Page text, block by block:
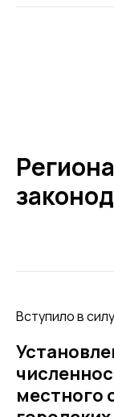
Вступило в
местного